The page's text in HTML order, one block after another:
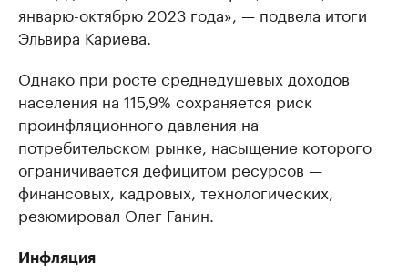
январю-октябрю 2023 года», — подвела итоги
Эльвира Кариева.
Однако при росте среднедушевых доходов
населения на 115,9% сохраняется риск
проинфляционного давления на
потребительском рынке, насыщение которого
ограничивается дефицитом ресурсов —
финансовых, кадровых, технологических,
резюмировал Олег Ганин.
Инфляция